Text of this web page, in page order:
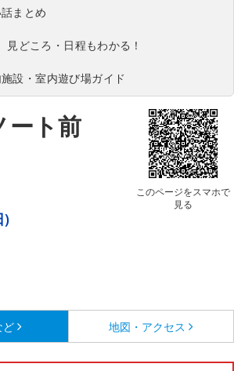
まとめ
見どころ・日程もわかる！
設・室内遊び場ガイド
ート前
このページをスマホで
見る
)
ど 地図・アクセス